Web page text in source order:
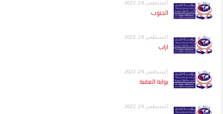
أغسطس 29, 2022
الجنوب
أغسطس 29, 2022
اراب
أغسطس 29, 2022
بوابة العقبة
أغسطس 29, 2022